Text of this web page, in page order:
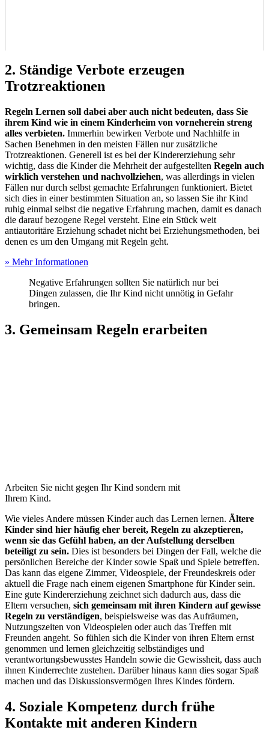
2. Ständige Verbote erzeugen
Trotzreaktionen
Regeln Lernen soll dabei aber auch nicht bedeuten, dass Sie
ihrem Kind wie in einem Kinderheim von vorneherein streng
alles verbieten. Immerhin bewirken Verbote und Nachhilfe in
Sachen Benehmen in den meisten Fällen nur zusätzliche
Trotzreaktionen. Generell ist es bei der Kindererziehung sehr
wichtig, dass die Kinder die Mehrheit der aufgestellten Regeln auch
wirklich verstehen und nachvollziehen, was allerdings in vielen
Fällen nur durch selbst gemachte Erfahrungen funktioniert. Bietet
sich dies in einer bestimmten Situation an, so lassen Sie ihr Kind
ruhig einmal selbst die negative Erfahrung machen, damit es danach
die darauf bezogene Regel versteht. Eine ein Stück weit
antiautoritäre Erziehung schadet nicht bei Erziehungsmethoden, bei
denen es um den Umgang mit Regeln geht.
» Mehr Informationen
Negative Erfahrungen sollten Sie natürlich nur bei
Dingen zulassen, die Ihr Kind nicht unnötig in Gefahr
bringen.
3. Gemeinsam Regeln erarbeiten
Arbeiten Sie nicht gegen Ihr Kind sondern mit
Ihrem Kind.
Wie vieles Andere müssen Kinder auch das Lernen lernen. Ältere
Kinder sind hier häufig eher bereit, Regeln zu akzeptieren,
wenn sie das Gefühl haben, an der Aufstellung derselben
beteiligt zu sein. Dies ist besonders bei Dingen der Fall, welche die
persönlichen Bereiche der Kinder sowie Spaß und Spiele betreffen.
Das kann das eigene Zimmer, Videospiele, der Freundeskreis oder
aktuell die Frage nach einem eigenen Smartphone für Kinder sein.
Eine gute Kindererziehung zeichnet sich dadurch aus, dass die
Eltern versuchen, sich gemeinsam mit ihren Kindern auf gewisse
Regeln zu verständigen, beispielsweise was das Aufräumen,
Nutzungszeiten von Videospielen oder auch das Treffen mit
Freunden angeht. So fühlen sich die Kinder von ihren Eltern ernst
genommen und lernen gleichzeitig selbständiges und
verantwortungsbewusstes Handeln sowie die Gewissheit, dass auch
ihnen Kinderrechte zustehen. Darüber hinaus kann dies sogar Spaß
machen und das Diskussionsvermögen Ihres Kindes fördern.
4. Soziale Kompetenz durch frühe
Kontakte mit anderen Kindern